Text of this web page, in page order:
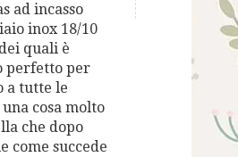
ad incasso
inox 18/10
quali è
perfetto per
a tutte le
cosa molto
che dopo
come succede